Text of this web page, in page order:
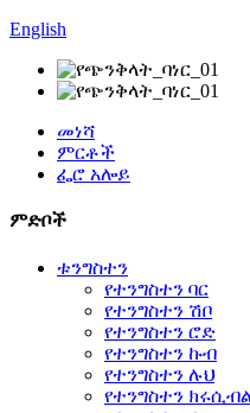
English
መነሻ
ምርቶች
ፌሮ አሎይ
ምድቦች
ቱንግስተን
የተንግስተን ባር
የተንግስተን ሽቦ
የተንግስተን ሮድ
የተንግስተን ኩብ
የተንግስተን ሉህ
የተንግስተን ክሩሲብል